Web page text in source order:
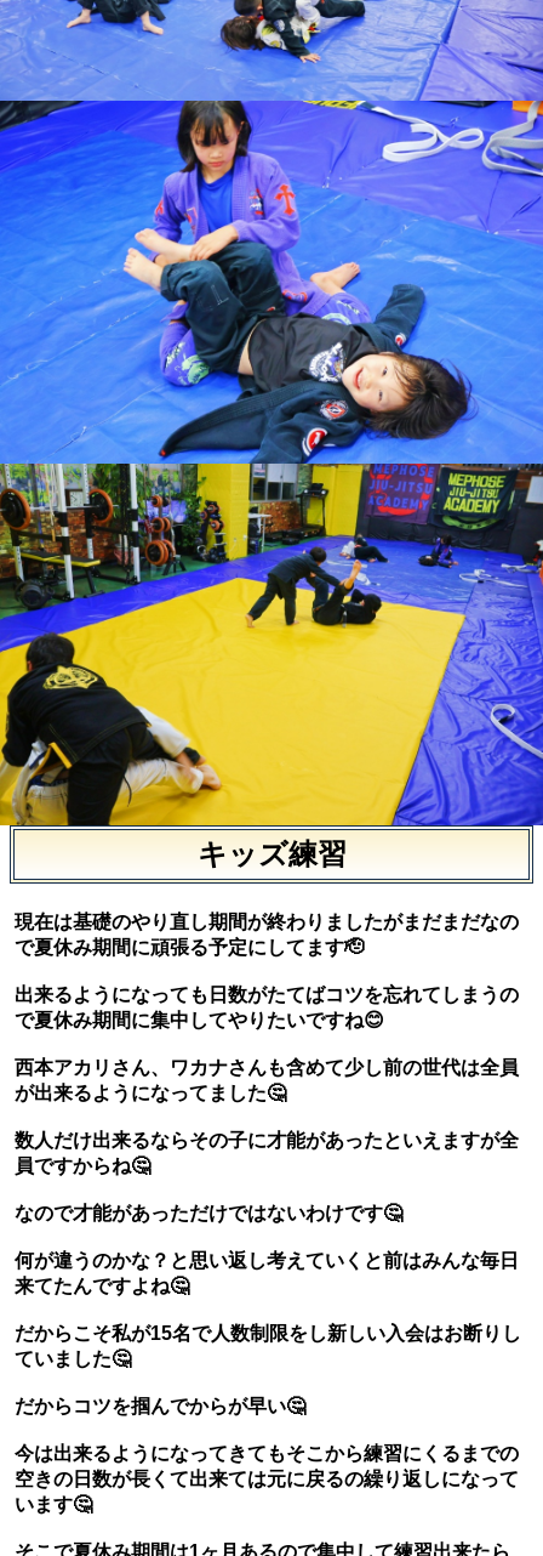
キッズ練習
現在は基礎のやり直し期間が終わりましたがまだまだなの
で夏休み期間に頑張る予定にしてます🫡
出来るようになっても日数がたてばコツを忘れてしまうの
で夏休み期間に集中してやりたいですね😊
西本アカリさん、ワカナさんも含めて少し前の世代は全員
が出来るようになってました🤔
数人だけ出来るならその子に才能があったといえますが全
員ですからね🤔
なので才能があっただけではないわけです🤔
何が違うのかな？と思い返し考えていくと前はみんな毎日
来てたんですよね🤔
だからこそ私が15名で人数制限をし新しい入会はお断りし
ていました🤔
だからコツを掴んでからが早い🤔
今は出来るようになってきてもそこから練習にくるまでの
空きの日数が長くて出来ては元に戻るの繰り返しになって
います🤔
そこで夏休み期間は1ヶ月あるので集中して練習出来たら